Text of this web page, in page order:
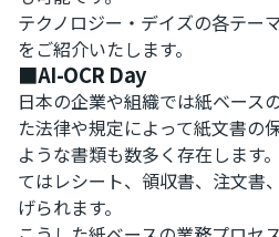
テクノロジー・デイズの各テー
をご紹介いたします。
■AI-OCR Day
日本の企業や組織では紙ベース
た法律や規定によって紙文書の
ような書類も数多く存在します
てはレシート、領収書、注文書
げられます。